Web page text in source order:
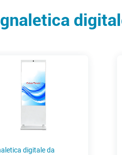
digitale da